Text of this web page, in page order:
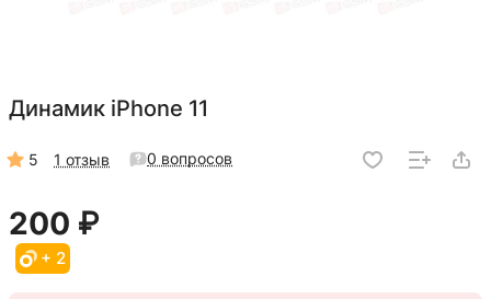
Динамик iPhone 11
5 1 отзыв 0 вопросов
200 ₽
+ 2